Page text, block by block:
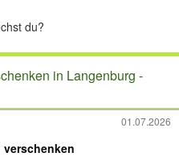
in Langenburg -
01.07.2026
verschenken